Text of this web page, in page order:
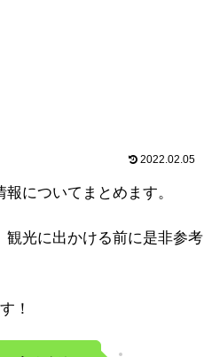
2022.02.05
についてまとめます。
光に出かける前に是非参考
！